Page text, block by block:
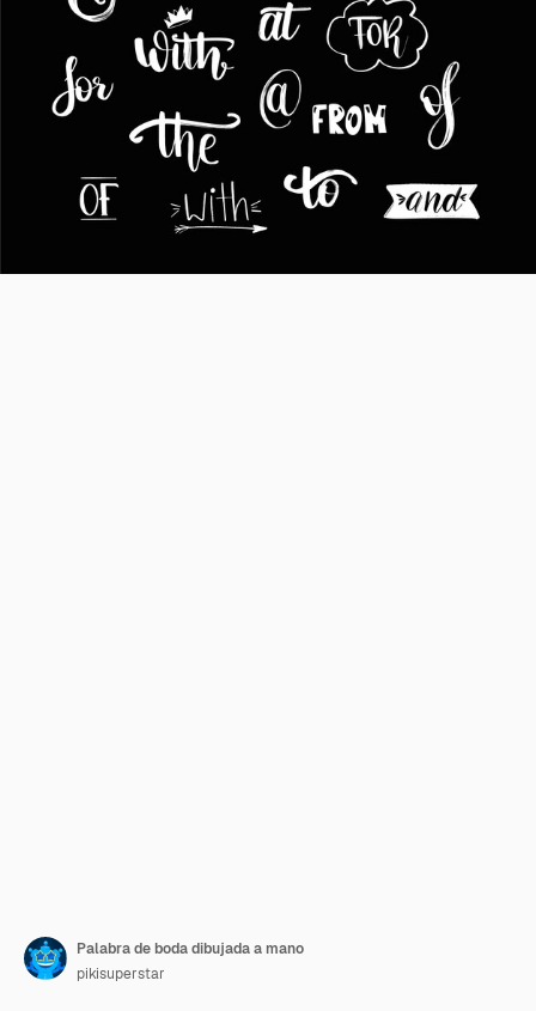
Palabra de boda dibujada a mano
pikisuperstar